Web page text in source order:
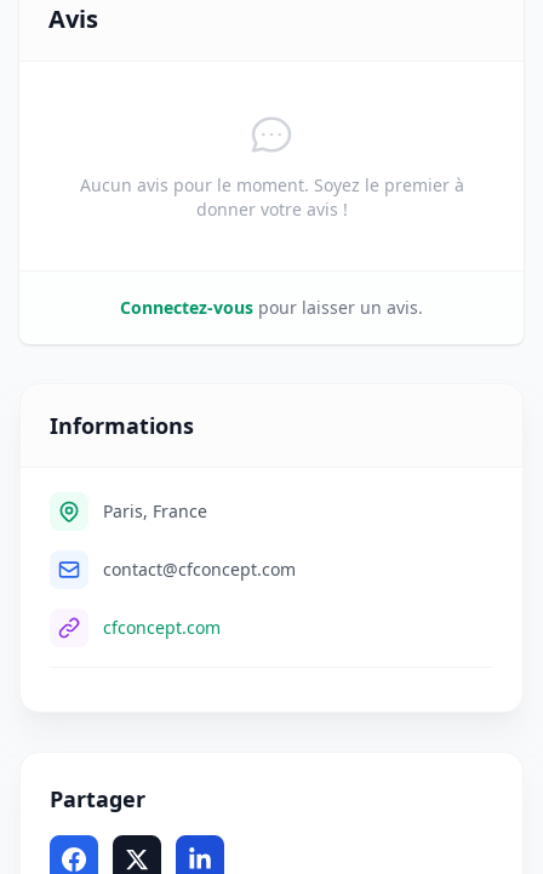
Avis
Aucun avis pour le moment. Soyez le premier à
donner votre avis !
Connectez-vous pour laisser un avis.
Informations
Paris, France
contact@cfconcept.com
cfconcept.com
Partager